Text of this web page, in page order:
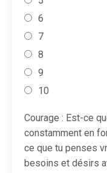
6
7
8
9
10
Courage : Est-ce
constamment en
ce que tu penses
besoins et désirs